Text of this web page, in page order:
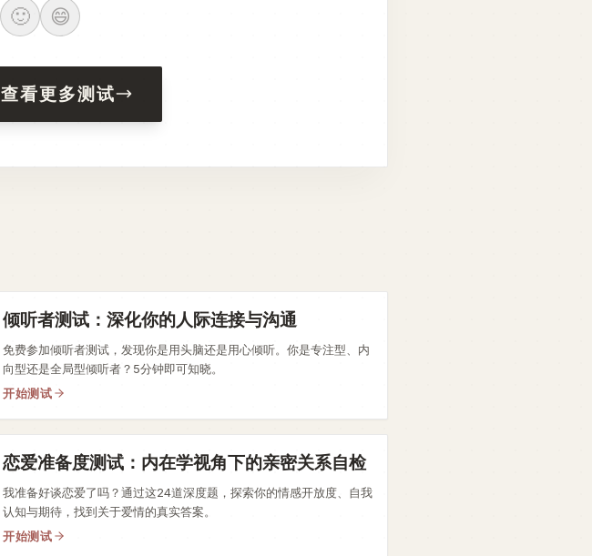
🙂 😄
查看更多测试
倾听者测试：深化你的人际连接与沟通
免费参加倾听者测试，发现你是用头脑还是用心倾听。你是专注型、内
向型还是全局型倾听者？5分钟即可知晓。
开始测试
恋爱准备度测试：内在学视角下的亲密关系自检
我准备好谈恋爱了吗？通过这24道深度题，探索你的情感开放度、自我
认知与期待，找到关于爱情的真实答案。
开始测试